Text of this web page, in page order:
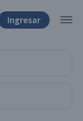
Ingresar